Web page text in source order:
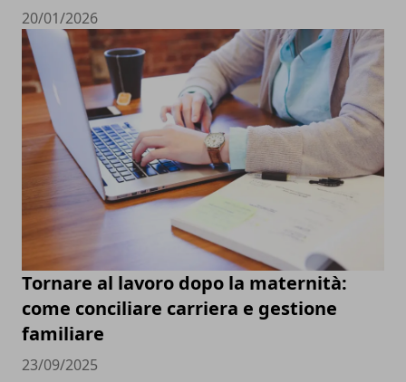
20/01/2026
Tornare al lavoro dopo la maternità:
come conciliare carriera e gestione
familiare
23/09/2025